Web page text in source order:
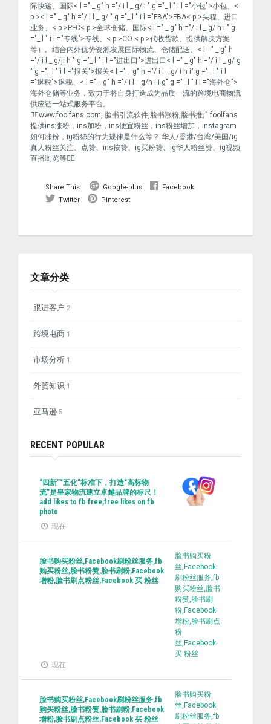
际快递、国际< l =" _ g" h ="/ i l _ g/ i " g ="_ l " i l ="小包">小包、<
p >< l =" _ g" h ="/ i l _ g/ " g ="_ l " i l ="FBA">FBA< p >头程、进口
业务、< p >PFC< p >全球仓储、国际< l =" _ g" h ="/ i l _ g/ h i " g
="_ l " i l ="专线">专线、< p >CO < p >代收货款、提供解决方案
等）。结合内外优势资源发展国际物流、仓储配送、< l =" _ g" h
="/ i l _ g/ji h " g ="_ l " i l ="进出口">进出口 < l =" _ g" h ="/ i l _ g/ g
" g ="_ l " i l ="报关">报关< l =" _ g" h ="/ i l _ g/ i h i" g ="_ l " i l
="退税">退税、< l =" _ g" h ="/ i l _ g/h i i g" g ="_ l " i l ="海外仓">
海外仓储等业务，致力于将自身打造成为品质一流的跨境电商物流
供应链一站式服务平台。
❤️‍🔥www.foolfans.com, 脸书引流软件,脸书涨粉,脸书推广foolfans
提供ins涨粉，ins加粉，ins便宜粉丝，ins粉丝增加，instagram
如何涨粉，ig粉絲的行为规律是什么等？ 华人/香港/台湾/美国/ig
真人粉丝关注、点赞、ins按赞、ig买粉赞、ig华人粉丝赞、ig视频
直播浏览等❤️‍🔥
Share This: Google-plus
Facebook
Twitter
Pinterest
文章分类
跟进客户 2
跨境电商 1
市场分析 1
外贸知识 1
亚马逊 5
RECENT POPULAR
“四新”“五化”标准下，打造“高标物
流”是皇家物流建立卓越品牌的标尺！
add likes to fb free,free likes on fb
photo
现在
脸书购买粉
丝,Facebook
刷粉丝服务,fb
购买粉丝,脸书
粉赞,脸书刷
粉,Facebook
增粉,脸书刷点
粉
丝,Facebook
买 粉丝
脸书购买粉丝,Facebook刷粉丝服务,fb
购买粉丝,脸书粉赞,脸书刷粉,Facebook
增粉,脸书刷点粉丝,Facebook 买 粉丝
现在
脸书购买粉
丝,Facebook
刷粉丝服务,fb
脸书购买粉丝,Facebook刷粉丝服务,fb
购买粉丝,脸书粉赞,脸书刷粉,Facebook
增粉,脸书刷点粉丝,Facebook 买 粉丝